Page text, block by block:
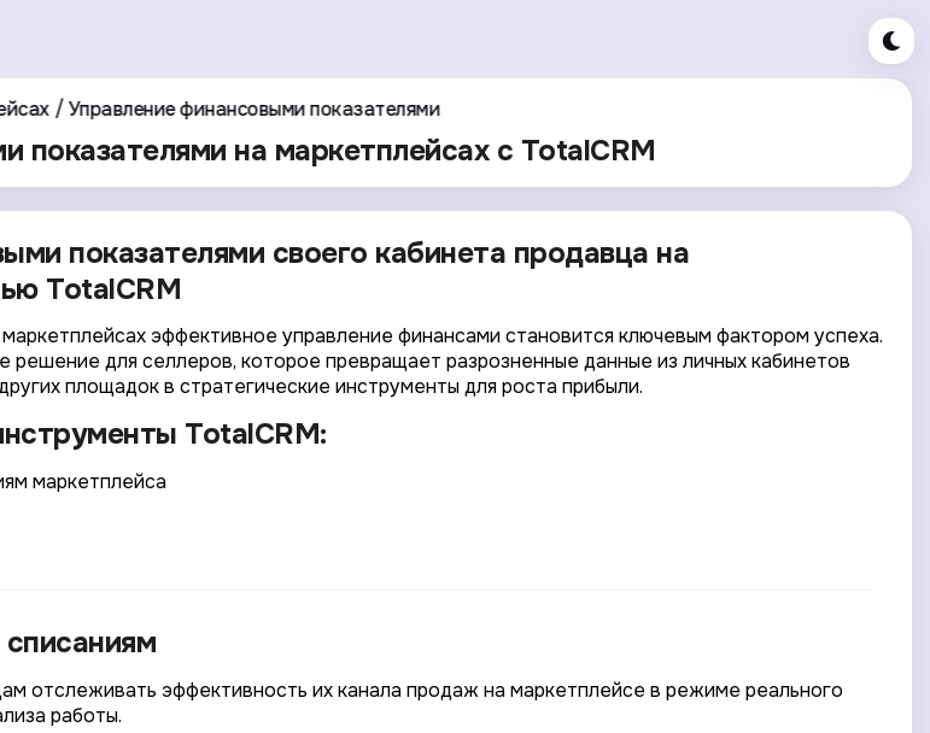
Управление финансовыми показателями
показателями на маркетплейсах с TotalCRM
показателями своего кабинета продавца на
TotalCRM
эффективное управление финансами становится ключевым фактором успеха.
решение для селлеров, которое превращает разрозненные данные из личных кабинетов
площадок в стратегические инструменты для роста прибыли.
TotalCRM:
маркетплейса
отслеживать эффективность их канала продаж на маркетплейсе в режиме реального
работы.